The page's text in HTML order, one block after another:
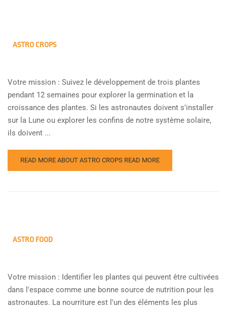
ASTRO CROPS
Votre mission : Suivez le développement de trois plantes
pendant 12 semaines pour explorer la germination et la
croissance des plantes. Si les astronautes doivent s'installer
sur la Lune ou explorer les confins de notre système solaire,
ils doivent ...
READ MORE ABOUT ASTRO CROPS READ MORE
ASTRO FOOD
Votre mission : Identifier les plantes qui peuvent être cultivées
dans l'espace comme une bonne source de nutrition pour les
astronautes. La nourriture est l'un des éléments les plus